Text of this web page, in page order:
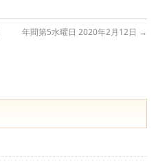
年間第5水曜日 2020年2月12日 →